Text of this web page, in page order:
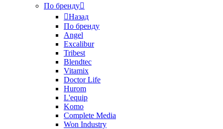
По бренду
Назад
По бренду
Angel
Excalibur
Tribest
Blendtec
Vitamix
Doctor Life
Hurom
L'equip
Komo
Complete Media
Won Industry